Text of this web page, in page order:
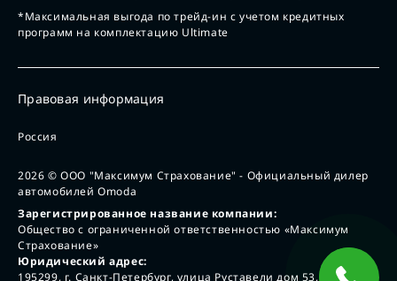
*Максимальная выгода по трейд-ин с учетом кредитных
программ на комплектацию Ultimate
Правовая информация
Россия
2026 © ООО "Максимум Страхование" - Официальный дилер
автомобилей Omoda
Зарегистрированное название компании:
Общество с ограниченной ответственностью «Максимум
Страхование»
Юридический адрес:
195299, г. Санкт-Петербург, улица Руставели дом 53, лит А,